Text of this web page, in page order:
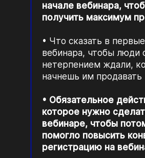
начале вебинара,
получить максимум
Что сказать в
вебинара, чтобы люди
нетерпением ждали,
начнешь им продавать
Обязательное
которое нужно
вебинаре, чтобы
помогло повысить
регистрацию на